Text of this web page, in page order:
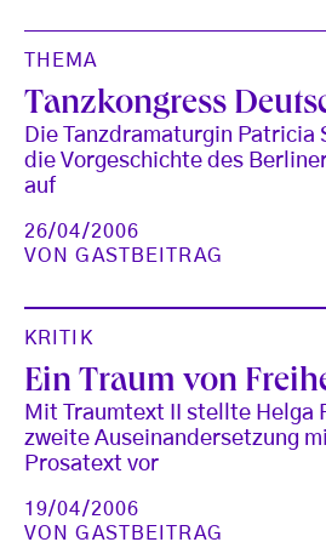
THEMA
Tanzkongress
Die Tanzdramaturgin Patricia
die Vorgeschichte des
auf
26/04/2006
VONGASTBEITRAG
KRITIK
Ein Traum von
Mit Traumtext II stellte Helga
zweite Auseinandersetzung
Prosatext vor
19/04/2006
VONGASTBEITRAG